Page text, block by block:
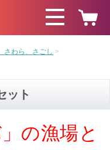
さわら、さごし
ット
の漁場と